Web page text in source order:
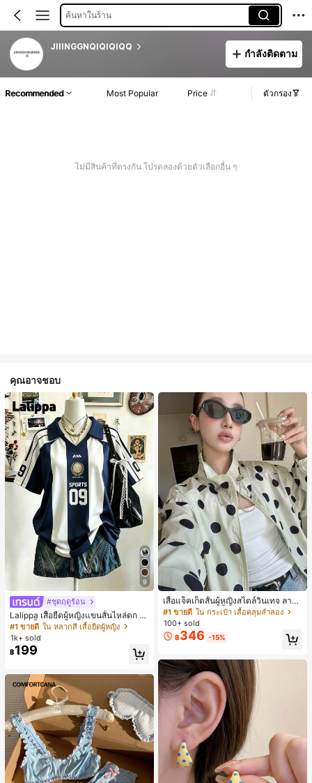
ค้นหาในร้าน
JIIINGGNQIQIQIQQ
กำลังติดตาม
Recommended Most Popular Price ตัวกรอง
ไม่มีสินค้าที่ตรงกัน โปรดลองด้วยตัวเลือกอื่น ๆ
คุณอาจชอบ
9
#ชุดฤดูร้อน
Lalippa เสื้อยืดผู้หญิงแขนสั้นไหล่ตก ค
อวีปกเสื้อ ลายพิมพ์ดิจิทัลลายทาง สไตล์
สปอร์ตแฟชั่นมินิมอล ของขวัญสำหรับเ
พื่อน
#1 ขายดี ใน หลากสี เสื้อยืดผู้หญิง
1k+ sold
฿199
เสื้อแจ็คเก็ตสั้นผู้หญิงสไตล์วินเทจ ลายจุ
ดขนาดใหญ่ คอตั้ง เอวเข้ารูป แขนพอง
ทรงหลวม แฟชั่นอเนกประสงค์ สำหรับใ
ส่ประจำวันและไปเที่ยวพักผ่อน
#1 ขายดี ใน กระเป๋า เสื้อคลุมลำลอง
100+ sold
฿346 -15%